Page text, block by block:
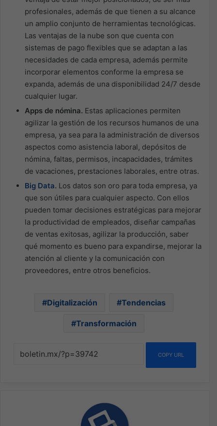
profesionales, además de que tienen a su alcance
un amplio conjunto de herramientas tecnológicas.
Las ventajas de la nube son que cuenta con
sistemas de pago flexibles que se adaptan a las
necesidades de cada empresa, además permite
incorporar elementos conforme la empresa se
expanda, además de una disponibilidad 24/7 desde
cualquier lugar.
Apps de nómina. Estas aplicaciones permiten
agilizar la gestión de los recursos humanos de una
empresa, ya sea para la administración de diversos
aspectos como asistencia laboral, depósitos de
nómina, faltas, permisos, incapacidades, trámites
de vacaciones, prestaciones laborales, entre otras.
Big Data. Los datos son oro para toda empresa, ya
que son útiles para cualquier aspecto. Con ellos
pueden tomar decisiones estratégicas para mejorar
la productividad de empleados, diseñar campañas
de ventas exitosas, agilizar la producción, saber
qué momento es bueno para expandirse, mejorar la
atención al cliente y la comunicación con
proveedores, entre otros beneficios.
Digitalización Tendencias
Transformación
COPY URL